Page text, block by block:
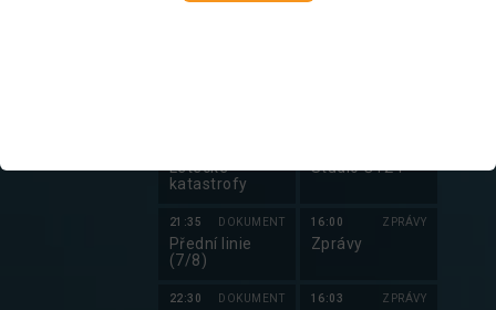
Letecké
katastrofy
21:35 DOKUMENT
Přední linie
(7/8)
22:30 DOKUMENT
Studio ČT24
16:00 ZPRÁVY
Zprávy
16:03 ZPRÁVY